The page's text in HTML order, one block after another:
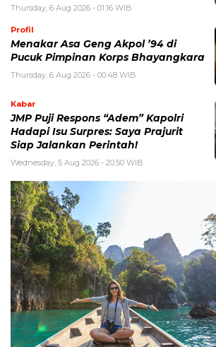
Thursday, 6 Aug 2026 - 01:16 WIB
Profil
Menakar Asa Geng Akpol ’94 di
Pucuk Pimpinan Korps Bhayangkara
Thursday, 6 Aug 2026 - 00:48 WIB
Kabar
JMP Puji Respons “Adem” Kapolri
Hadapi Isu Surpres: Saya Prajurit
Siap Jalankan Perintah!
Wednesday, 5 Aug 2026 - 20:50 WIB